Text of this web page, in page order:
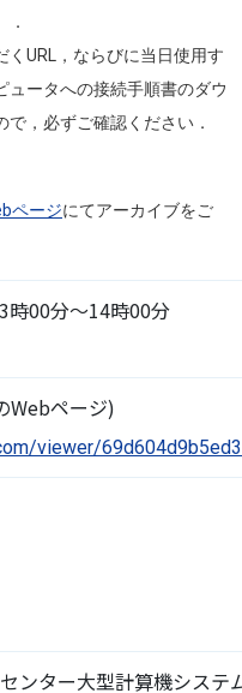
くURL，ならびに当日使用す
ュータへの接続手順書のダウ
，必ずご確認ください．
ページにてアーカイブをご
時00分～14時00分
Webページ)
viewer/
ンター大型計算機システ